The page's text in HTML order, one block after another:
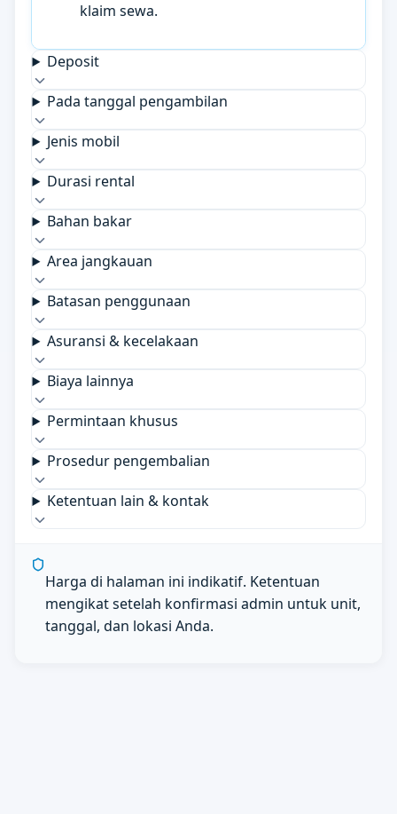
klaim sewa.
Deposit
Pada tanggal pengambilan
Jenis mobil
Durasi rental
Bahan bakar
Area jangkauan
Batasan penggunaan
Asuransi & kecelakaan
Biaya lainnya
Permintaan khusus
Prosedur pengembalian
Ketentuan lain & kontak
Harga di halaman ini indikatif. Ketentuan
mengikat setelah konfirmasi admin untuk unit,
tanggal, dan lokasi Anda.